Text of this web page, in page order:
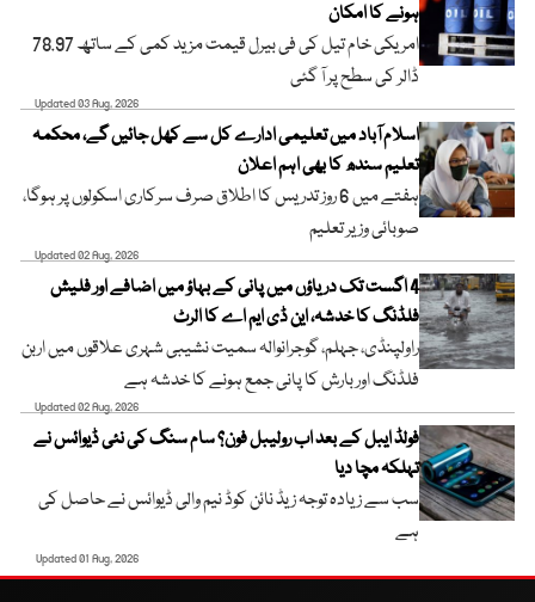
ہونے کا امکان
امریکی خام تیل کی فی بیرل قیمت مزید کمی کے ساتھ 78.97
ڈالر کی سطح پر آ گئی
Updated 03 Aug, 2026
اسلام آباد میں تعلیمی ادارے کل سے کھل جائیں گے، محکمہ
تعلیم سندھ کا بھی اہم اعلان
ہفتے میں 6 روز تدریس کا اطلاق صرف سرکاری اسکولوں پر ہوگا،
صوبائی وزیر تعلیم
Updated 02 Aug, 2026
4 اگست تک دریاؤں میں پانی کے بہاؤ میں اضافے اور فلیش
فلڈنگ کا خدشہ، این ڈی ایم اے کا الرٹ
راولپنڈی، جہلم، گوجرانوالہ سمیت نشیبی شہری علاقوں میں اربن
فلڈنگ اور بارش کا پانی جمع ہونے کا خدشہ ہے
Updated 02 Aug, 2026
فولڈ ایبل کے بعد اب رولیبل فون؟ سام سنگ کی نئی ڈیوائس نے
تہلکہ مچا دیا
سب سے زیادہ توجہ زیڈ نائن کوڈ نیم والی ڈیوائس نے حاصل کی
ہے
Updated 01 Aug, 2026